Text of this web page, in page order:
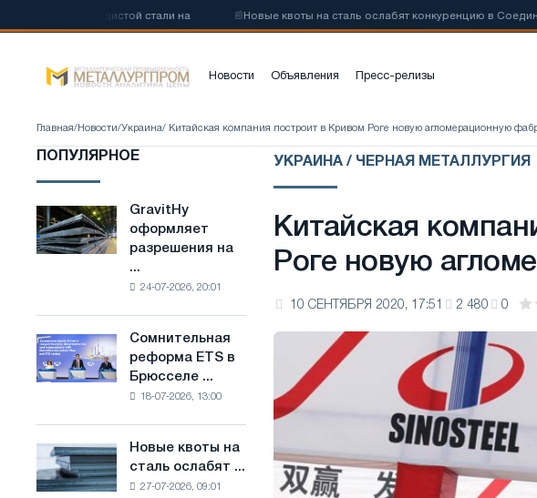
стали на 📰Новые квоты на сталь ослабят конкуренцию в Соединенном
Новости Объявления Пресс-релизы
Главная/ Новости/Украина/ Китайская компания построит в Кривом Роге новую агломерационную
ПОПУЛЯРНОЕ
GravitHy
оформляет
разрешения
строительство
производству
низкоуглеродистой
основе
водорода
Франции
GravitHy
оформляет
разрешения на
...
24-07-2026, 20:01
Сомнительная
реформа
ETS
отраслевые
ограничения
Сомнительная
реформа ETS в
Брюсселе ...
18-07-2026, 13:00
Новые
квоты
на
Новые квоты на
сталь ослабят ...
27-07-2026, 09:01
УКРАИНА / ЧЕРНАЯ МЕТАЛЛУРГИЯ
Китайская
Роге новую
10 СЕНТЯБРЯ 2020, 17:51 2 480 0